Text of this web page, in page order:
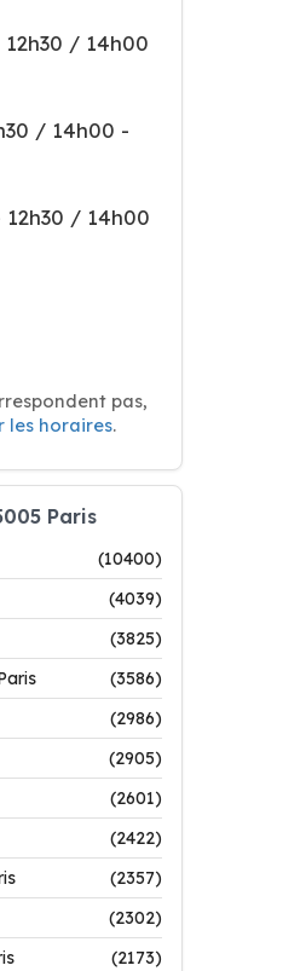
/ 14h00
/ 14h00 -
/ 14h00
pas,
les horaires.
Paris
(10400)
(4039)
(3825)
(3586)
(2986)
(2905)
(2601)
(2422)
(2357)
(2302)
(2173)